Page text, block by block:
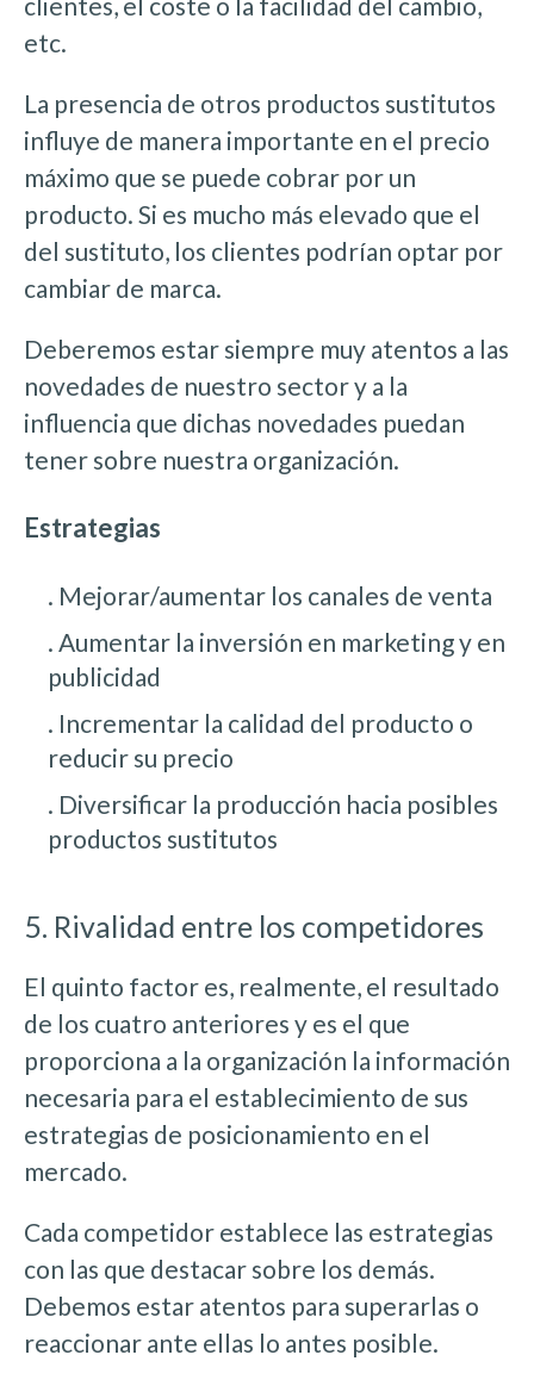
etc.
La presencia de otros productos sustitutos
influye de manera importante en el precio
máximo que se puede cobrar por un
producto. Si es mucho más elevado que el
del sustituto, los clientes podrían optar por
cambiar de marca.
Deberemos estar siempre muy atentos a las
novedades de nuestro sector y a la
influencia que dichas novedades puedan
tener sobre nuestra organización.
Estrategias
. Mejorar/aumentar los canales de venta
. Aumentar la inversión en marketing y en
publicidad
. Incrementar la calidad del producto o
reducir su precio
. Diversificar la producción hacia posibles
productos sustitutos
5. Rivalidad entre los competidores
El quinto factor es, realmente, el resultado
de los cuatro anteriores y es el que
proporciona a la organización la información
necesaria para el establecimiento de sus
estrategias de posicionamiento en el
mercado.
Cada competidor establece las estrategias
con las que destacar sobre los demás.
Debemos estar atentos para superarlas o
reaccionar ante ellas lo antes posible.